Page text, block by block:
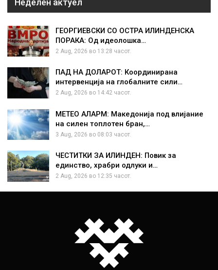
Неделен актуел
ГЕОРГИЕВСКИ СО ОСТРА ИЛИНДЕНСКА
ПОРАКА: Од идеолошка…
2 Aug, 2026 во 13:28 часот.
ПАД НА ДОЛАРОТ: Координирана
интервенција на глобалните сили…
2 Aug, 2026 во 14:42 часот.
МЕТЕО АЛАРМ: Македонија под влијание
на силен топлотен бран,…
3 Aug, 2026 во 08:03 часот.
ЧЕСТИТКИ ЗА ИЛИНДЕН: Повик за
единство, храбри одлуки и…
2 Aug, 2026 во 12:35 часот.